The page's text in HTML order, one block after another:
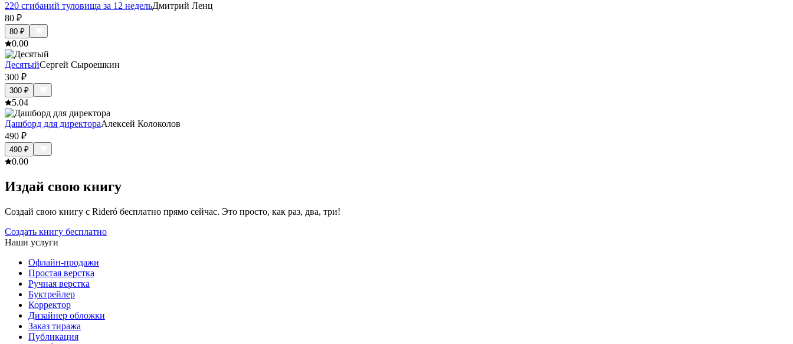
220 сгибаний туловища за 12 недельДмитрий Ленц
80 ₽
80 ₽
0.00
ДесятыйСергей Сыроешкин
300 ₽
300 ₽
5.04
Дашборд для директораАлексей Колоколов
490 ₽
490 ₽
0.00
Издай свою книгу
Создай свою книгу с Rideró бесплатно прямо сейчас. Это просто, как раз, два, три!
Создать книгу бесплатно
Наши услуги
Офлайн-продажи
Простая верстка
Ручная верстка
Буктрейлер
Корректор
Дизайнер обложки
Заказ тиража
Публикация